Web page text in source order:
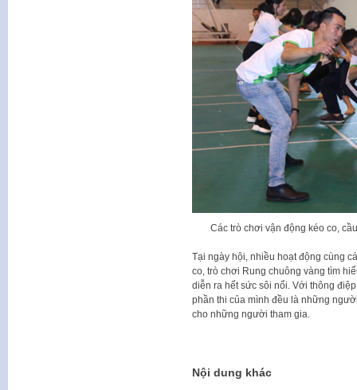
Các trò chơi vận động kéo co,
Tại ngày hội, nhiều hoạt động cùng
co, trò chơi Rung chuông vàng tìm
diễn ra hết sức sôi nổi. Với thông
phần thi của mình đều là những
cho những người tham gia.
Nội dung khác